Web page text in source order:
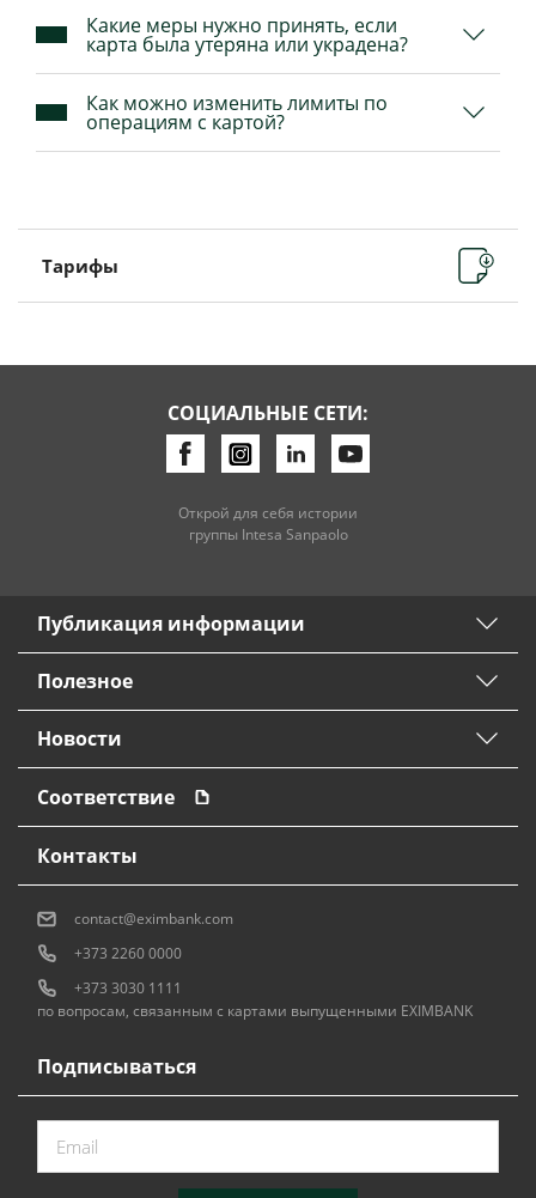
Какие меры нужно принять, если
карта была утеряна или украдена?
Как можно изменить лимиты по
операциям с картой?
Тарифы
СОЦИАЛЬНЫЕ СЕТИ:
Открой для себя истории
группы Intesa Sanpaolo
Публикация информации
Полезное
Новости
Соответствие
Подписываться
Контакты
contact@eximbank.com
+373 2260 0000
+373 3030 1111
по вопросам, связанным с картами выпущенными EXIMBANK